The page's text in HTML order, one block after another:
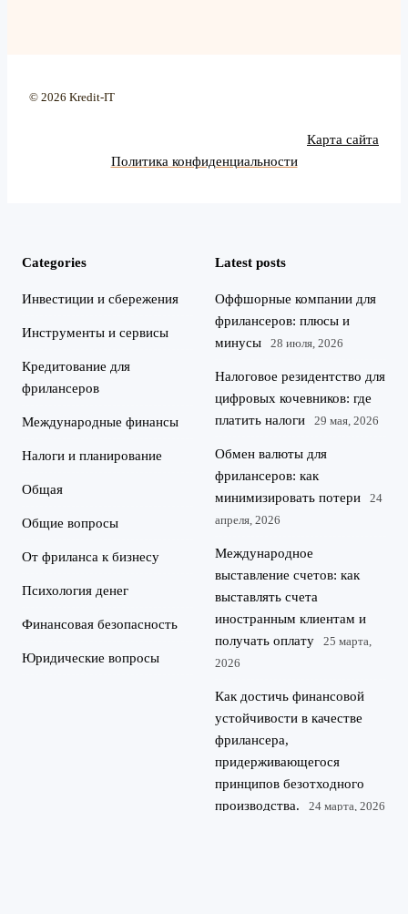
© 2026 Kredit-IT
Карта сайта
Политика конфиденциальности
Categories
Инвестиции и сбережения
Инструменты и сервисы
Кредитование для
фрилансеров
Международные финансы
Налоги и планирование
Общая
Общие вопросы
От фриланса к бизнесу
Психология денег
Финансовая безопасность
Юридические вопросы
Latest posts
Оффшорные компании для
фрилансеров: плюсы и
минусы
28 июля, 2026
Налоговое резидентство для
цифровых кочевников: где
платить налоги
29 мая, 2026
Обмен валюты для
фрилансеров: как
минимизировать потери
24
апреля, 2026
Международное
выставление счетов: как
выставлять счета
иностранным клиентам и
получать оплату
25 марта,
2026
Как достичь финансовой
устойчивости в качестве
фрилансера,
придерживающегося
принципов безотходного
производства.
24 марта, 2026